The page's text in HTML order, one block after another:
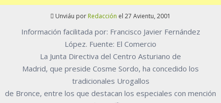
Unviáu por Redacción el 27 Avientu, 2001
Información facilitada por: Francisco Javier Fernández
López. Fuente: El Comercio
La Junta Directiva del Centro Asturiano de
Madrid, que preside Cosme Sordo, ha concedido los
tradicionales Urogallos
de Bronce, entre los que destacan los especiales con mención